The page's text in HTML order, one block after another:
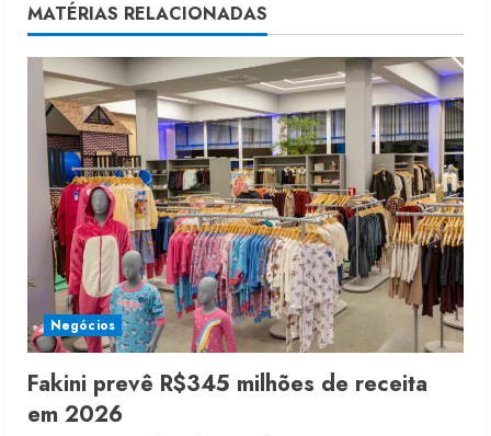
e
R
n
g
MATÉRIAS RELACIONADAS
Negócios
Fakini prevê R$345 milhões de receita
em 2026